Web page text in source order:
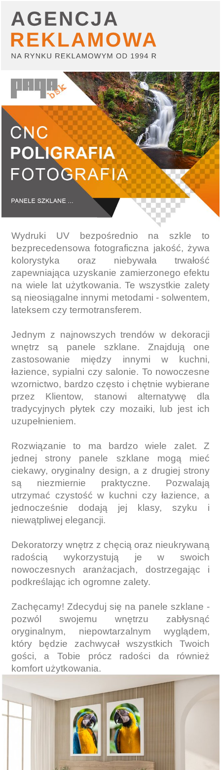
Wydruki UV bezpośrednio na szkle to
bezprecedensowa fotograficzna jakość, żywa
kolorystyka oraz niebywała trwałość
zapewniająca uzyskanie zamierzonego efektu
na wiele lat użytkowania. Te wszystkie zalety
są nieosiągalne innymi metodami - solwentem,
lateksem czy termotransferem.
Jednym z najnowszych trendów w dekoracji
wnętrz są panele szklane. Znajdują one
zastosowanie między innymi w kuchni,
łazience, sypialni czy salonie. To nowoczesne
wzornictwo, bardzo często i chętnie wybierane
przez Klientow, stanowi alternatywę dla
tradycyjnych płytek czy mozaiki, lub jest ich
uzupełnieniem.
Rozwiązanie to ma bardzo wiele zalet. Z
jednej strony panele szklane mogą mieć
ciekawy, oryginalny design, a z drugiej strony
są niezmiernie praktyczne. Pozwalają
utrzymać czystość w kuchni czy łazience, a
jednocześnie dodają jej klasy, szyku i
niewątpliwej elegancji.
Dekoratorzy wnętrz z chęcią oraz nieukrywaną
radością wykorzystują je w swoich
nowoczesnych aranżacjach, dostrzegając i
podkreślając ich ogromne zalety.
Zachęcamy! Zdecyduj się na panele szklane -
pozwól swojemu wnętrzu zabłysnąć
oryginalnym, niepowtarzalnym wyglądem,
który będzie zachwycał wszystkich Twoich
gości, a Tobie prócz radości da również
komfort użytkowania.